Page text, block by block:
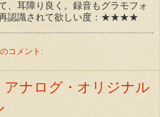
、耳障り良く。録音もグラモフォ
再認識されて欲しい度：★★★★
コメント:
ナログ・オリジナル